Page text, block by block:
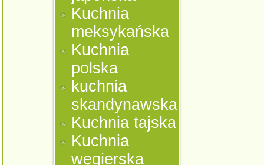
Kuchnia
meksykańska
Kuchnia
polska
kuchnia
skandynawska
Kuchnia tajska
Kuchnia
węgierska